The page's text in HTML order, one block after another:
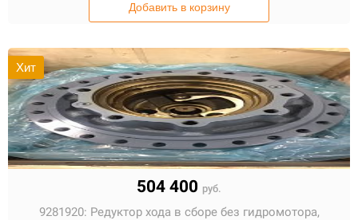
Добавить в корзину
Хит
504 400 руб.
9281920: Редуктор хода в сборе без гидромотора,